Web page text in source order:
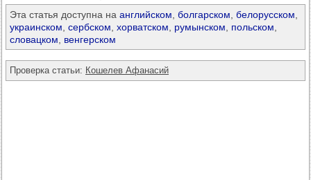
Эта статья доступна на английском, болгарском, белорусском,
украинском, сербском, хорватском, румынском, польском,
словацком, венгерском
Проверка статьи: Кошелев Афанасий